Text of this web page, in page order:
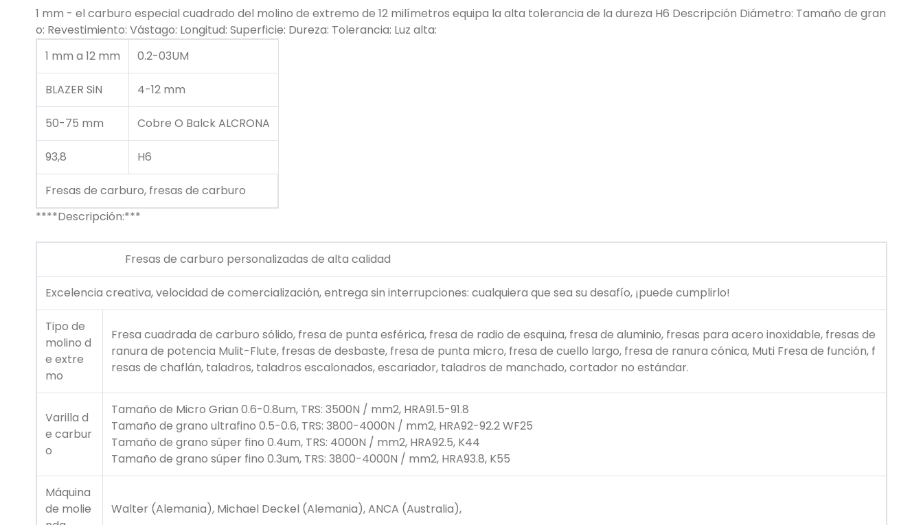
1 mm - el carburo especial cuadrado del molino de extremo de 12 milímetros equipa la alta tolerancia de la dureza H6 Descripción Diámetro: Tamaño de gran
o: Revestimiento: Vástago: Longitud: Superficie: Dureza: Tolerancia: Luz alta:
1 mm a 12 mm
0.2-03UM
BLAZER SiN 4-12 mm
50-75 mm Cobre O Balck ALCRONA
93,8 H6
Fresas de carburo, fresas de carburo
****Descripción:***
Fresas de carburo personalizadas de alta calidad
Excelencia creativa, velocidad de comercialización, entrega sin interrupciones: cualquiera que sea su desafío, ¡puede cumplirlo!
Tipo de
molino d
e extre
mo
Fresa cuadrada de carburo sólido, fresa de punta esférica, fresa de radio de esquina, fresa de aluminio, fresas para acero inoxidable, fresas de
ranura de potencia Mulit-Flute, fresas de desbaste, fresa de punta micro, fresa de cuello largo, fresa de ranura cónica, Muti Fresa de función, f
resas de chaflán, taladros, taladros escalonados, escariador, taladros de manchado, cortador no estándar.
Varilla d
e carbur
o
Tamaño de Micro Grian 0.6-0.8um, TRS: 3500N / mm2, HRA91.5-91.8
Tamaño de grano ultrafino 0.5-0.6, TRS: 3800-4000N / mm2, HRA92-92.2 WF25
Tamaño de grano súper fino 0.4um, TRS: 4000N / mm2, HRA92.5, K44
Tamaño de grano súper fino 0.3um, TRS: 3800-4000N / mm2, HRA93.8, K55
Máquina
de molie
Walter (Alemania), Michael Deckel (Alemania), ANCA (Australia),